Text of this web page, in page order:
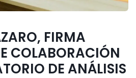
FIRMA
COLABORACIÓN
DE ANÁLISIS